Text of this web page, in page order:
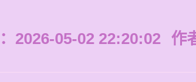
2026-05-02 22:20:02 作